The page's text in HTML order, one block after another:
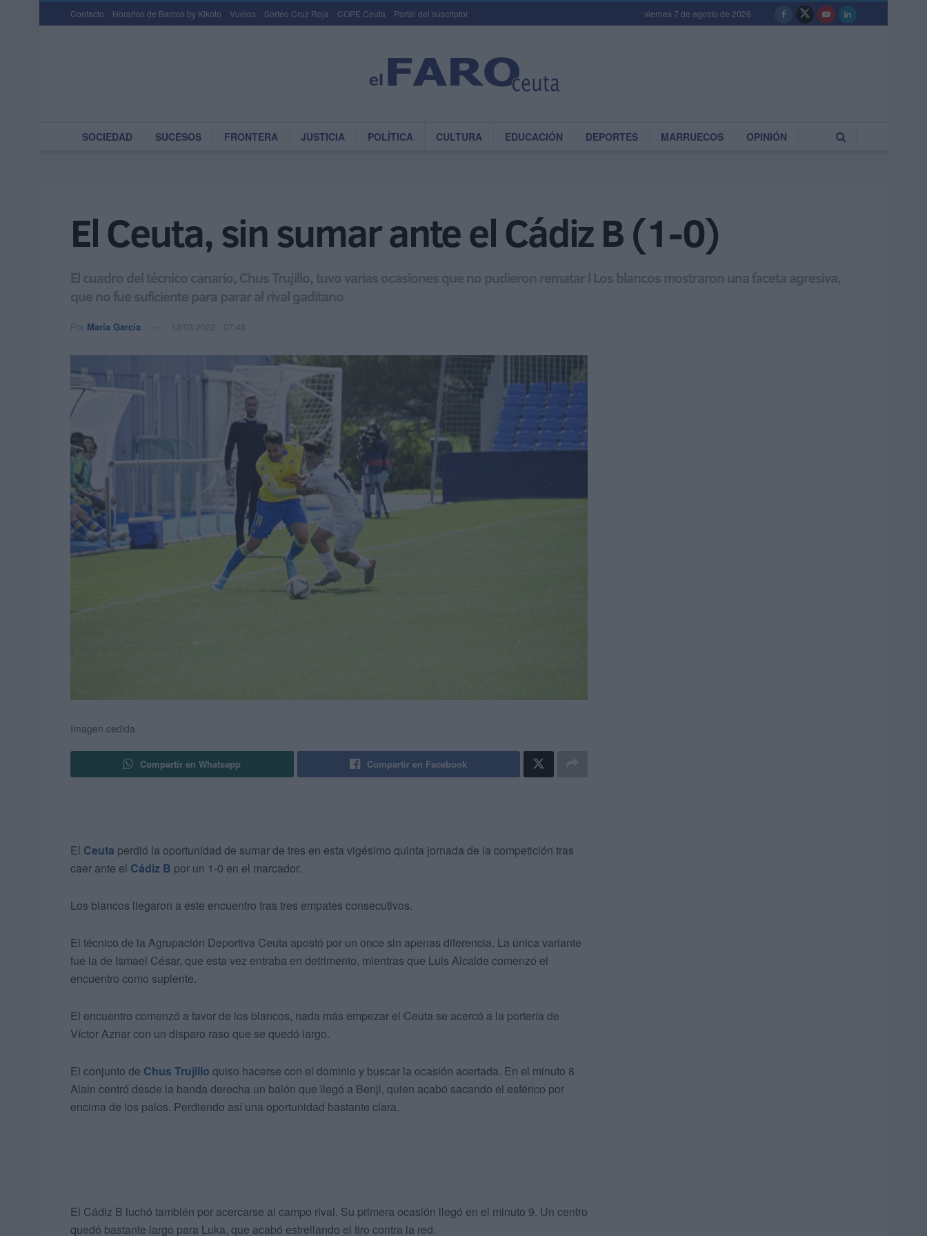
Contacto Horarios de Barcos by Kikoto Vuelos Sorteo Cruz Roja COPE Ceuta Portal del suscriptor viernes 7 de agosto de 2026
SOCIEDAD SUCESOS FRONTERA JUSTICIA POLÍTICA CULTURA EDUCACIÓN DEPORTES MARRUECOS OPINIÓN
El Ceuta, sin sumar ante el Cádiz B (1-0)
El cuadro del técnico canario, Chus Trujillo, tuvo varias ocasiones que no pudieron rematar l Los blancos mostraron una faceta agresiva,
que no fue suficiente para parar al rival gaditano
Por María García 13/03/2022 - 07:45
Imagen cedida
Compartir en Whatsapp Compartir en Facebook
El Ceuta perdió la oportunidad de sumar de tres en esta vigésimo quinta jornada de la competición tras
caer ante el Cádiz B por un 1-0 en el marcador.
Los blancos llegaron a este encuentro tras tres empates consecutivos.
El técnico de la Agrupación Deportiva Ceuta apostó por un once sin apenas diferencia. La única variante
fue la de Ismael César, que esta vez entraba en detrimento, mientras que Luis Alcalde comenzó el
encuentro como suplente.
El encuentro comenzó a favor de los blancos, nada más empezar el Ceuta se acercó a la portería de
Víctor Aznar con un disparo raso que se quedó largo.
El conjunto de Chus Trujillo quiso hacerse con el dominio y buscar la ocasión acertada. En el minuto 8
Alain centró desde la banda derecha un balón que llegó a Benji, quien acabó sacando el esférico por
encima de los palos. Perdiendo así una oportunidad bastante clara.
El Cádiz B luchó también por acercarse al campo rival. Su primera ocasión llegó en el minuto 9. Un centro
quedó bastante largo para Luka, que acabó estrellando el tiro contra la red.